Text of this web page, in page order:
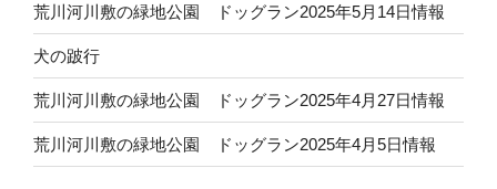
荒川河川敷の緑地公園 ドッグラン2025年5月14日情報
犬の跛行
荒川河川敷の緑地公園 ドッグラン2025年4月27日情報
荒川河川敷の緑地公園 ドッグラン2025年4月5日情報